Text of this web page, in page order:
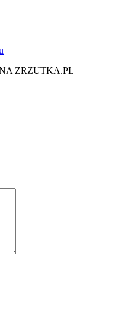
ZRZUTKA.PL